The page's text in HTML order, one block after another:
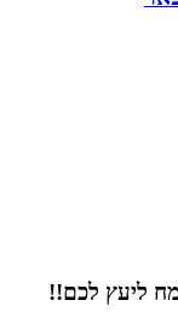
ליעץ לכם!!